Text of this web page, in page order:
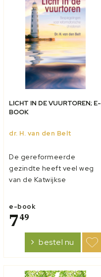
LICHT IN DE VUURTOREN; E-
BOOK
dr. H. van den Belt
De gereformeerde
gezindte heeft veel weg
van de Katwijkse
stevig monument.
Smetteloos, wit, vierkant.
De vuurbaak heeft vele
maar het licht is gedoofd.
De gereformeerde
gezindte staat nog altijd
e-book
7 49
bestel nu